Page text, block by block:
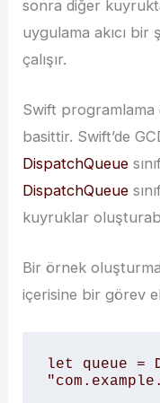
sonra diğer
uygulama akıcı bir
çalışır.
Swift programlama
basittir. Swift’de
DispatchQueue
DispatchQueue
kuyruklar
Bir örnek
içerisine bir görev
let queue =